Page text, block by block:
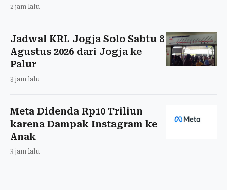
2 jam lalu
Jadwal KRL Jogja Solo Sabtu 8
Agustus 2026 dari Jogja ke
Palur
3 jam lalu
Meta Didenda Rp10 Triliun
karena Dampak Instagram ke
Anak
3 jam lalu